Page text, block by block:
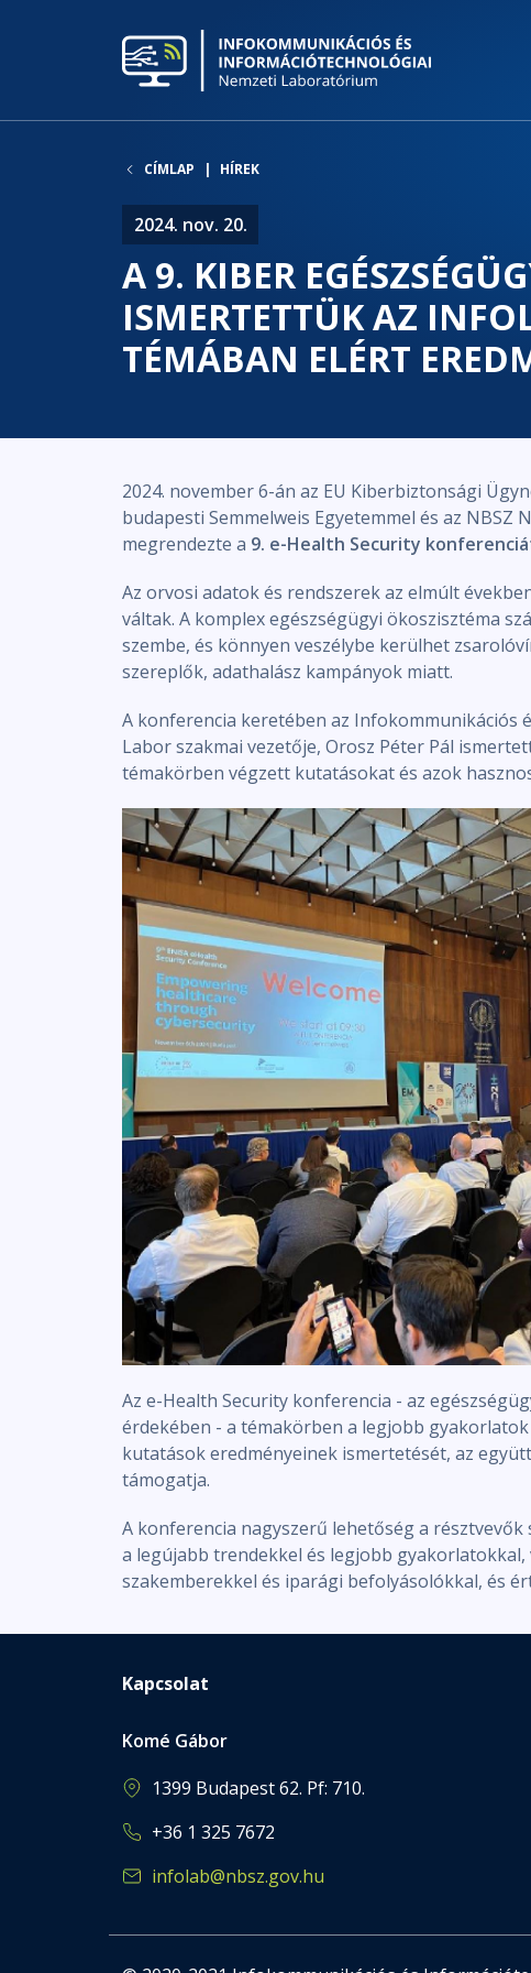
CÍMLAP HÍREK
2024. nov. 20.
A 9. KIBER
ISMERTETTÜK AZ
TÉMÁBAN ELÉRT
2024. november 6-án az EU Kiberbiztonsági
budapesti Semmelweis Egyetemmel és az NBSZ
megrendezte a 9. e-Health Security
Az orvosi adatok és rendszerek az elmúlt
váltak. A komplex egészségügyi ökoszisztéma
szembe, és könnyen veszélybe kerülhet
szereplők, adathalász kampányok miatt.
A konferencia keretében az Infokommunikációs
Labor szakmai vezetője, Orosz Péter Pál
témakörben végzett kutatásokat és azok
Az e-Health Security konferencia - az
érdekében - a témakörben a legjobb
kutatások eredményeinek ismertetését, az
támogatja.
A konferencia nagyszerű lehetőség a
a legújabb trendekkel és legjobb
szakemberekkel és iparági befolyásolókkal, és
Kapcsolat
Komé Gábor
1399 Budapest 62. Pf: 710.
+36 1 325 7672
infolab@nbsz.gov.hu